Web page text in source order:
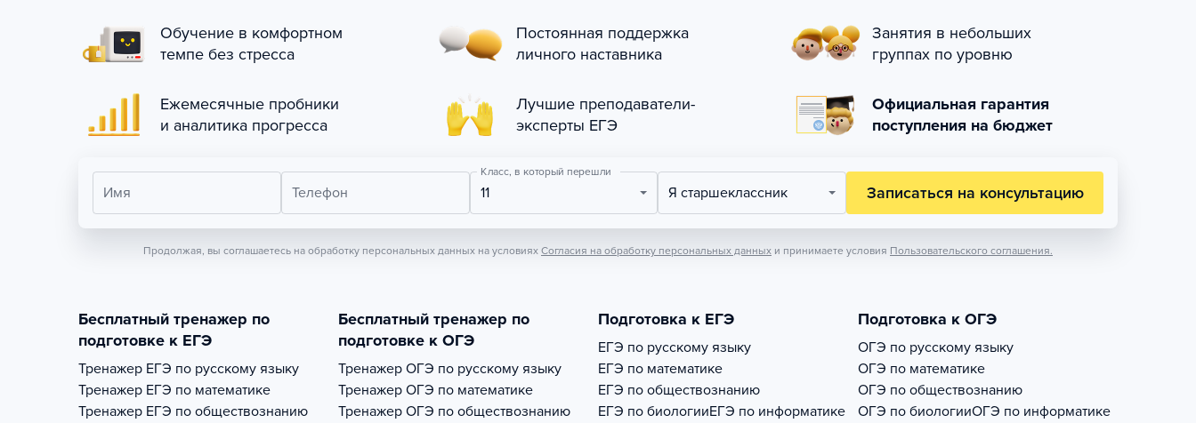
Обучение в комфортном
темпе без стресса
Постоянная поддержка
личного наставника
Занятия в небольших
группах по уровню
Ежемесячные пробники
и аналитика прогресса
Лучшие преподаватели-
эксперты ЕГЭ
Официальная гарантия
поступления на бюджет
Имя Телефон
Класс, в который перешли
11 Я старшеклассник Записаться на консультацию
Продолжая, вы соглашаетесь на обработку персональных данных на условиях Согласия на обработку персональных данных и принимаете условия Пользовательского соглашения.
Бесплатный тренажер по
подготовке к ЕГЭ
Тренажер ЕГЭ по русскому языку
Тренажер ЕГЭ по математике
Тренажер ЕГЭ по обществознанию
Бесплатный тренажер по
подготовке к ОГЭ
Тренажер ОГЭ по русскому языку
Тренажер ОГЭ по математике
Тренажер ОГЭ по обществознанию
Подготовка к ЕГЭ
ЕГЭ по русскому языку
ЕГЭ по математике
ЕГЭ по обществознанию
ЕГЭ по биологииЕГЭ по информатике
Подготовка к ОГЭ
ОГЭ по русскому языку
ОГЭ по математике
ОГЭ по обществознанию
ОГЭ по биологииОГЭ по информатике